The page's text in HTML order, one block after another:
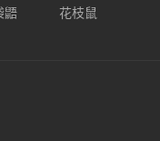
鼯 花枝鼠